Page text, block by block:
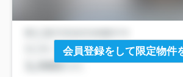
会員登録をして限定物件